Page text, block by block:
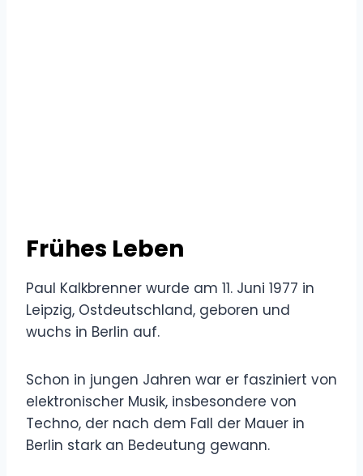
Frühes Leben
Paul Kalkbrenner wurde am 11. Juni 1977 in
Leipzig, Ostdeutschland, geboren und
wuchs in Berlin auf.
Schon in jungen Jahren war er fasziniert von
elektronischer Musik, insbesondere von
Techno, der nach dem Fall der Mauer in
Berlin stark an Bedeutung gewann.